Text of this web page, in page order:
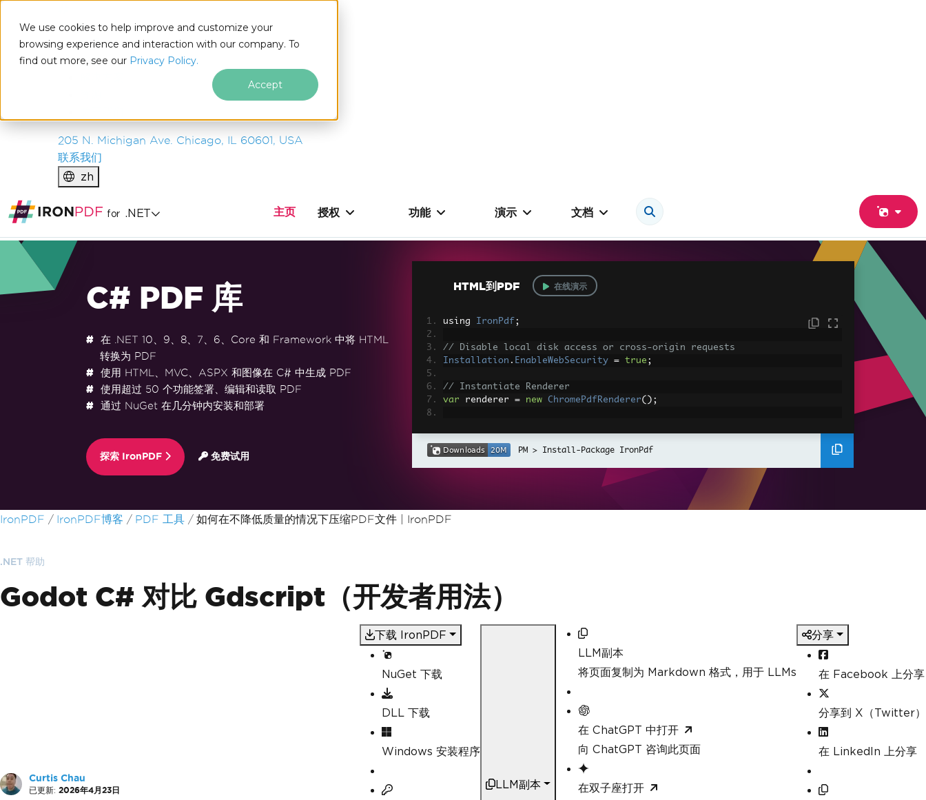
We use cookies to help improve and customize your
browsing experience and interaction with our company. To
find out more, see our Privacy Policy.
Accept
IRONSOFTWARE
产品
企业
205 N. Michigan Ave. Chicago, IL 60601, USA
联系我们
zh
for .NET 主页 授权 功能 演示 文档
C# PDF 库
在 .NET 10、9、8、7、6、Core 和 Framework 中将 HTML
转换为 PDF
使用 HTML、MVC、ASPX 和图像在 C# 中生成 PDF
使用超过 50 个功能签署、编辑和读取 PDF
通过 NuGet 在几分钟内安装和部署
探索 IronPDF 免费试用
HTML到PDF 在线演示
using IronPdf ;
// Disable local disk access or cross-origin requests
Installation . EnableWebSecurity = true ;
// Instantiate Renderer
var renderer = new ChromePdfRenderer();
// Load external html assets: Images, CSS and JavaScript.
myAdvancedPdf
Install-Package IronPdf
跳至页脚内容
IronPDF IronPDF博客 PDF 工具 如何在不降低质量的情况下压缩PDF文件 | IronPDF
.NET 帮助
Godot C# 对比 Gdscript（开发者用法）
Curtis Chau
已更新: 2026年4月23日
下载 IronPDF
NuGet 下载
DLL 下载
Windows 安装程序
LLM副本
LLM副本
将页面复制为 Markdown 格式，用于 LLMs
在 ChatGPT 中打开
向 ChatGPT 咨询此页面
在双子座打开
分享
在 Facebook 上分享
分享到 X（Twitter）
在 LinkedIn 上分享